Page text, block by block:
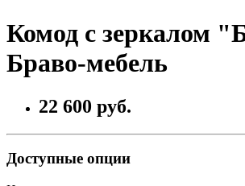
Комод с зеркалом
Браво-мебель
22 600 руб.
Доступные опции